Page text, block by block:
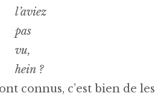
l’aviez
pas
vu,
hein ?
connus, c’est bien de